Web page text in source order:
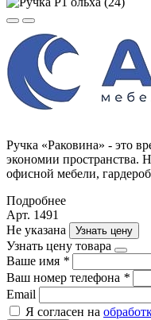
Ручка «Раковина» - это
экономии пространства.
офисной мебели,
Подробнее
Арт. 1491
Не указана
Узнать цену
Узнать цену товара
Ваше имя *
Ваш номер телефона *
Email
Я согласен на